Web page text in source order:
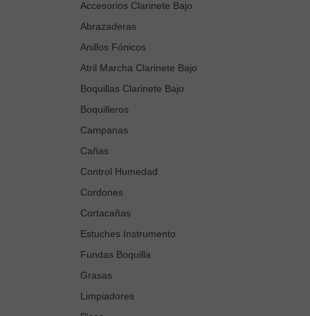
Accesorios Clarinete Bajo
Abrazaderas
Anillos Fónicos
Atril Marcha Clarinete Bajo
Boquillas Clarinete Bajo
Boquilleros
Campanas
Cañas
Control Humedad
Cordones
Cortacañas
Estuches Instrumento
Fundas Boquilla
Grasas
Limpiadores